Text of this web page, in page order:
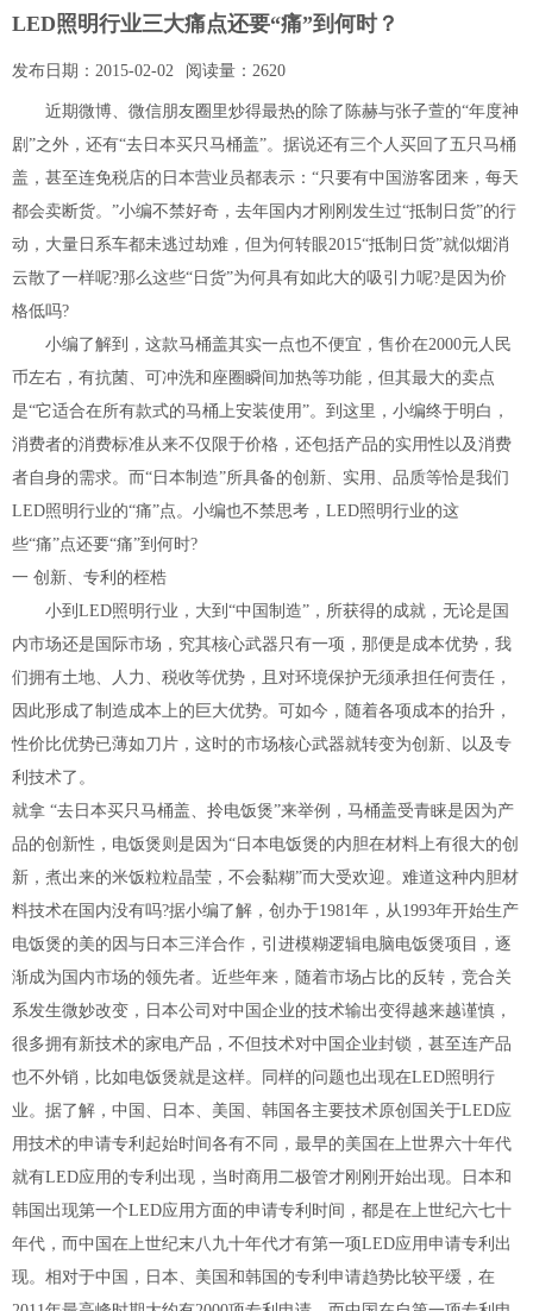
LED照明行业三大痛点还要“痛”到何时？
发布日期： 2015-02-02 阅读量： 2620
近期微博、微信朋友圈里炒得最热的除了陈赫与张子萱的“年度神
剧”之外，还有“去日本买只马桶盖”。据说还有三个人买回了五只马桶
盖，甚至连免税店的日本营业员都表示：“只要有中国游客团来，每天
都会卖断货。”小编不禁好奇，去年国内才刚刚发生过“抵制日货”的行
动，大量日系车都未逃过劫难，但为何转眼2015“抵制日货”就似烟消
云散了一样呢?那么这些“日货”为何具有如此大的吸引力呢?是因为价
格低吗?
小编了解到，这款马桶盖其实一点也不便宜，售价在2000元人民
币左右，有抗菌、可冲洗和座圈瞬间加热等功能，但其最大的卖点
是“它适合在所有款式的马桶上安装使用”。到这里，小编终于明白，
消费者的消费标准从来不仅限于价格，还包括产品的实用性以及消费
者自身的需求。而“日本制造”所具备的创新、实用、品质等恰是我们
LED照明行业的“痛”点。小编也不禁思考，LED照明行业的这
些“痛”点还要“痛”到何时?
一 创新、专利的桎梏
小到LED照明行业，大到“中国制造”，所获得的成就，无论是国
内市场还是国际市场，究其核心武器只有一项，那便是成本优势，我
们拥有土地、人力、税收等优势，且对环境保护无须承担任何责任，
因此形成了制造成本上的巨大优势。可如今，随着各项成本的抬升，
性价比优势已薄如刀片，这时的市场核心武器就转变为创新、以及专
利技术了。
就拿 “去日本买只马桶盖、拎电饭煲”来举例，马桶盖受青睐是因为产
品的创新性，电饭煲则是因为“日本电饭煲的内胆在材料上有很大的创
新，煮出来的米饭粒粒晶莹，不会黏糊”而大受欢迎。难道这种内胆材
料技术在国内没有吗?据小编了解，创办于1981年，从1993年开始生产
电饭煲的美的因与日本三洋合作，引进模糊逻辑电脑电饭煲项目，逐
渐成为国内市场的领先者。近些年来，随着市场占比的反转，竞合关
系发生微妙改变，日本公司对中国企业的技术输出变得越来越谨慎，
很多拥有新技术的家电产品，不但技术对中国企业封锁，甚至连产品
也不外销，比如电饭煲就是这样。同样的问题也出现在LED照明行
业。据了解，中国、日本、美国、韩国各主要技术原创国关于LED应
用技术的申请专利起始时间各有不同，最早的美国在上世界六十年代
就有LED应用的专利出现，当时商用二极管才刚刚开始出现。日本和
韩国出现第一个LED应用方面的申请专利时间，都是在上世纪六七十
年代，而中国在上世纪末八九十年代才有第一项LED应用申请专利出
现。相对于中国，日本、美国和韩国的专利申请趋势比较平缓，在